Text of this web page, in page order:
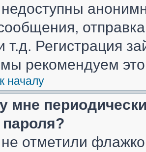
т.д. Регистрация
рекомендуем
началу
мне
отметили